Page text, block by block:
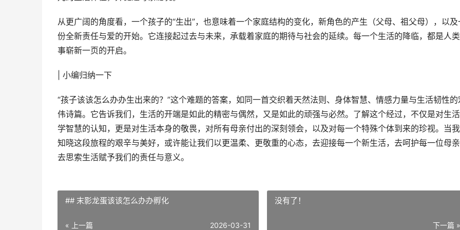
从更广阔的角度看，一个孩子的“生出”，也意味着一个家庭结构的变化，新角色的产生（父母、祖父母），以及
份全新责任与爱的开始。它连接起过去与未来，承载着家庭的期待与社会的延续。每一个生活的降临，都是人
事崭新一页的开启。
| 小编归纳一下
“孩子该该怎么办办生出来的？”这个难题的答案，如同一首交织着天然法则、身体智慧、情感力量与生活韧性的
伟诗篇。它告诉我们，生活的开端是如此的精密与偶然，又是如此的顽强与必然。了解这个经过，不仅是对生
学智慧的认知，更是对生活本身的敬畏，对所有母亲付出的深刻领会，以及对每一个特殊个体到来的珍视。当
知晓这段旅程的艰辛与美好，或许能让我们以更温柔、更敬重的心态，去迎接每一个新生活，去呵护每一位母亲
去思索生活赋予我们的责任与意义。
## 末影龙蛋该该怎么办办孵化
« 上一篇 2026-03-31
没有了！
下一篇 »